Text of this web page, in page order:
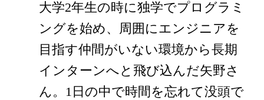
大学2年生の時に独学でプログラミ
ングを始め、周囲にエンジニアを
目指す仲間がいない環境から長期
インターンへと飛び込んだ矢野さ
ん。1日の中で時間を忘れて没頭で